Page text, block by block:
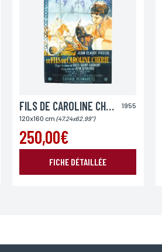
1955
FILS DE CAROLINE CHERIE (LE)
120x160 cm (47.24x62.99")
250,00€
FICHE DÉTAILLÉE